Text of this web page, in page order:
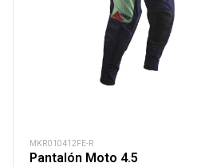
MKR010412FE-R
Pantalón Moto 4.5